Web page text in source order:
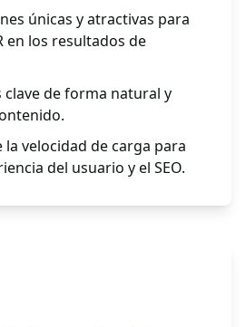
únicas y atractivas para
en los resultados de
clave de forma natural y
velocidad de carga para
del usuario y el SEO.